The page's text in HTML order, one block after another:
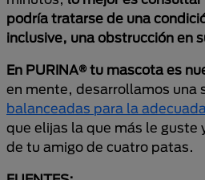
podría tratarse de una
inclusive, una obstrucción en
En PURINA® tu mascota es
en mente, desarrollamos una
balanceadas para la
que elijas la que más le guste
de tu amigo de cuatro patas.